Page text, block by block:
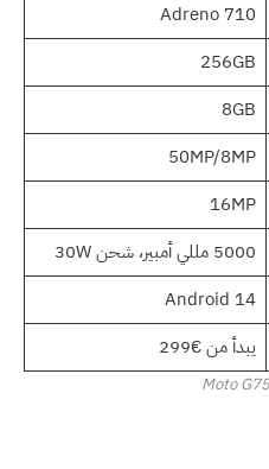
Adreno 710
256GB
8GB
50MP/8MP
16MP
5000 مللي أمبير، شحن 30W
Android 14
يبدأ من €299